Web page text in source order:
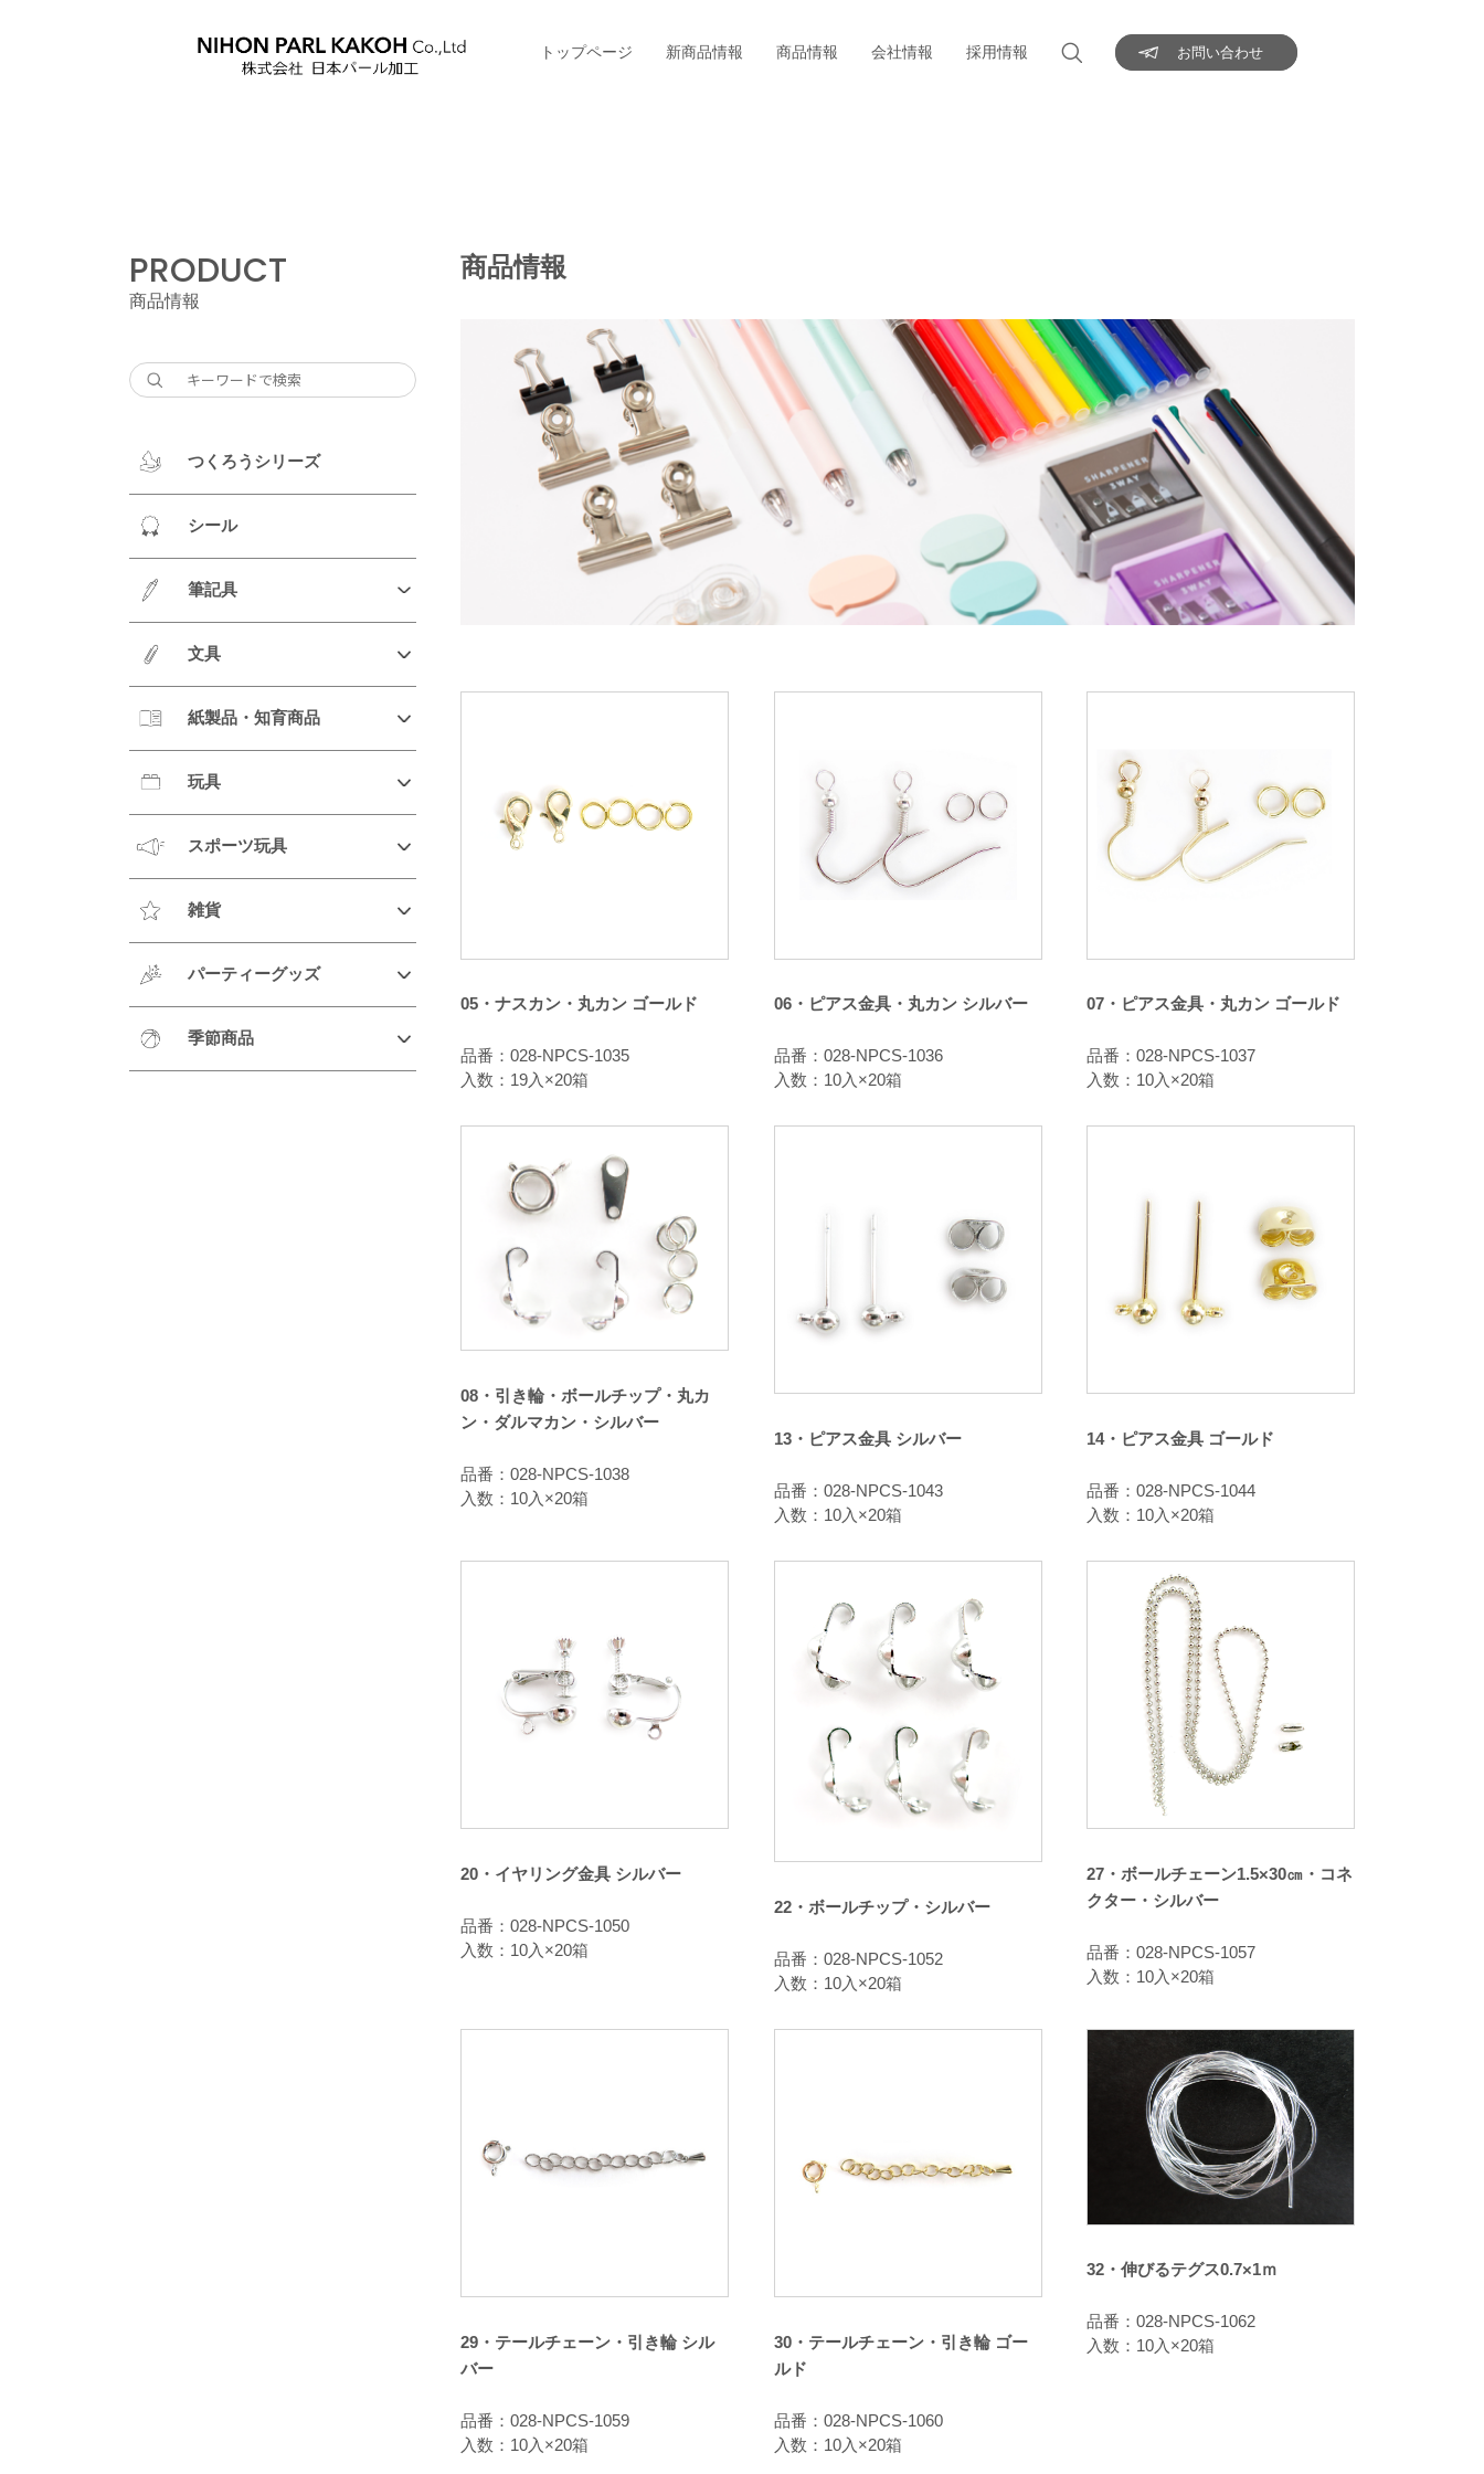
トップページ 新商品情報 商品情報 会社情報 採用情報 お問い合わせ
PRODUCT
商品情報
つくろうシリーズ
シール
筆記具
文具
紙製品・知育商品
玩具
スポーツ玩具
雑貨
パーティーグッズ
季節商品
商品情報
05・ナスカン・丸カン ゴールド
品番：028-NPCS-1035
入数：19入×20箱
06・ピアス金具・丸カン シルバー
品番：028-NPCS-1036
入数：10入×20箱
07・ピアス金具・丸カン ゴールド
品番：028-NPCS-1037
入数：10入×20箱
08・引き輪・ボールチップ・丸カ
ン・ダルマカン・シルバー
品番：028-NPCS-1038
入数：10入×20箱
13・ピアス金具 シルバー
品番：028-NPCS-1043
入数：10入×20箱
14・ピアス金具 ゴールド
品番：028-NPCS-1044
入数：10入×20箱
20・イヤリング金具 シルバー
品番：028-NPCS-1050
入数：10入×20箱
22・ボールチップ・シルバー
品番：028-NPCS-1052
入数：10入×20箱
27・ボールチェーン1.5×30㎝・コネ
クター・シルバー
品番：028-NPCS-1057
入数：10入×20箱
29・テールチェーン・引き輪 シル
バー
品番：028-NPCS-1059
入数：10入×20箱
30・テールチェーン・引き輪 ゴー
ルド
品番：028-NPCS-1060
入数：10入×20箱
32・伸びるテグス0.7×1ｍ
品番：028-NPCS-1062
入数：10入×20箱